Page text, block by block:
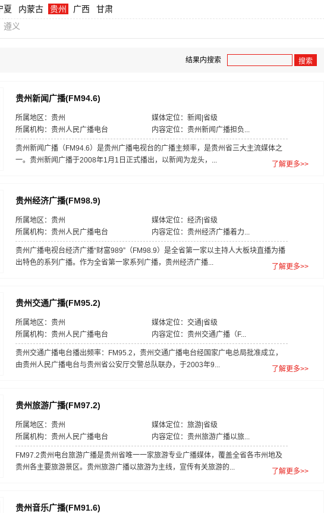
夏 内蒙古 贵州 广西
甘肃
遵义
结果内搜索 搜索
贵州新闻广播(FM94.6)
所属地区：贵州
媒体定位：新闻|省级
所属机构：贵州人民广播电台
内容定位：贵州新闻广播担负...
贵州新闻广播（FM94.6）是贵州广播电视台的广播主频率，是贵州省三大主流媒体之
一。贵州新闻广播于2008年1月1日正式播出，以新闻为龙头，...
了解更多>>
贵州经济广播(FM98.9)
所属地区：贵州
媒体定位：经济|省级
所属机构：贵州人民广播电台
内容定位：贵州经济广播着力...
贵州广播电视台经济广播“财富989”（FM98.9）是全省第一家以主持人大板块直播为播
出特色的系列广播。作为全省第一家系列广播，贵州经济广播...
了解更多>>
贵州交通广播(FM95.2)
所属地区：贵州
媒体定位：交通|省级
所属机构：贵州人民广播电台
内容定位：贵州交通广播（F...
贵州交通广播电台播出频率：FM95.2，贵州交通广播电台经国家广电总局批准成立，
由贵州人民广播电台与贵州省公安厅交警总队联办，于2003年9...
了解更多>>
贵州旅游广播(FM97.2)
所属地区：贵州
媒体定位：旅游|省级
所属机构：贵州人民广播电台
内容定位：贵州旅游广播以旅...
FM97.2贵州电台旅游广播是贵州省唯一一家旅游专业广播媒体，覆盖全省各市州地及
贵州各主要旅游景区。贵州旅游广播以旅游为主线，宣传有关旅游的...
了解更多>>
贵州音乐广播(FM91.6)